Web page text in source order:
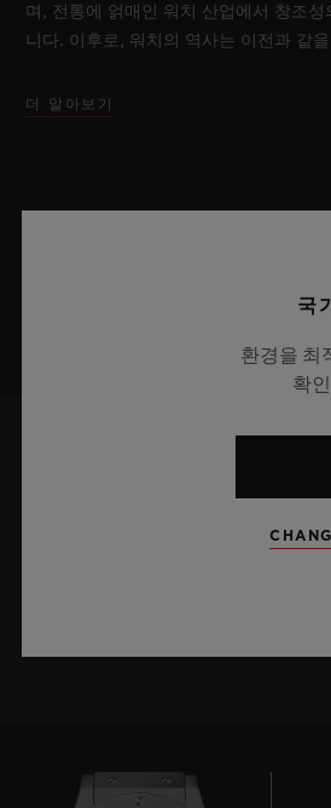
며, 전통에 얽매인 워치 산업에서 창조
니다. 이후로, 워치의 역사는 이전과 같
더 알아보기
최신 정보를 수신하
최신 위블로 뉴스를 업데
국
환경을 최
확